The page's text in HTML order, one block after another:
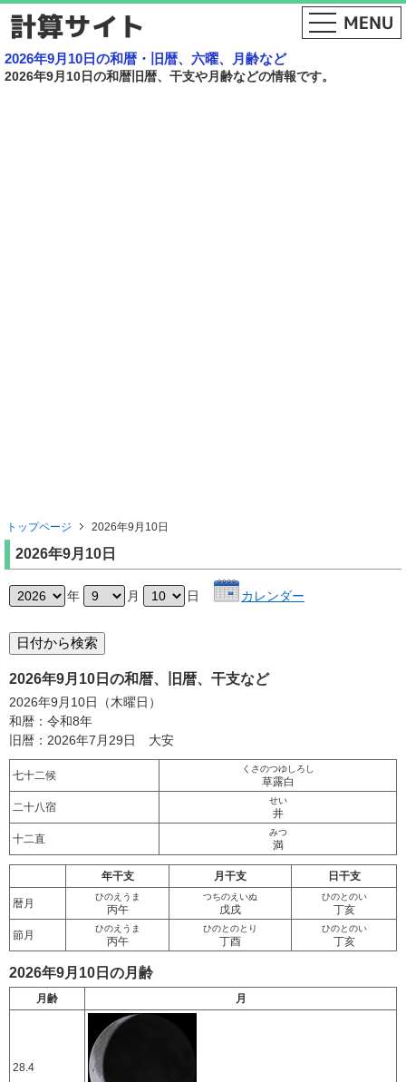
2026年9月10日の和暦・旧暦、六曜、月齢など
2026年9月10日の和暦旧暦、干支や月齢などの情報です。
トップページ 2026年9月10日
2026年9月10日
年 月 日 カレンダー
2026年9月10日の和暦、旧暦、干支など
2026年9月10日（木曜日）
和暦：令和8年
旧暦：2026年7月29日 大安
七十二候
くさのつゆしろし
草露白
二十八宿
せい
井
十二直
みつ
満
年干支 月干支 日干支
暦月
ひのえうま
丙午
つちのえいぬ
戊戌
ひのとのい
丁亥
節月
ひのえうま
丙午
ひのとのとり
丁酉
ひのとのい
丁亥
2026年9月10日の月齢
月齢 月
28.4